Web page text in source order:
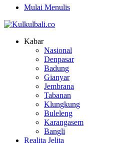
Mulai Menulis
Kabar
Nasional
Denpasar
Badung
Gianyar
Jembrana
Tabanan
Klungkung
Buleleng
Karangasem
Bangli
Realita Jelita